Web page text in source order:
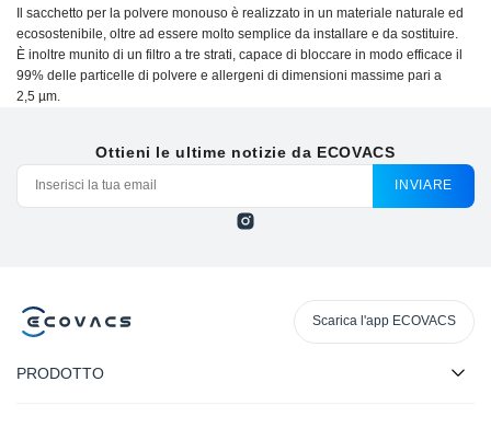
Il sacchetto per la polvere monouso è realizzato in un materiale naturale ed
ecosostenibile, oltre ad essere molto semplice da installare e da sostituire.
È inoltre munito di un filtro a tre strati, capace di bloccare in modo efficace il
99% delle particelle di polvere e allergeni di dimensioni massime pari a
2,5 µm.
Ottieni le ultime notizie da ECOVACS
INVIARE
Scarica l'app ECOVACS
PRODOTTO